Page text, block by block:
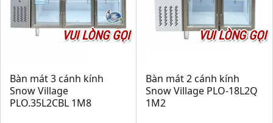
VUI LÒNG GỌI
Bàn mát 3 cánh kính
Snow Village
PLO.35L2CBL 1M8
VUI LÒNG GỌI
Bàn mát 2 cánh kính
Snow Village PLO-18L2Q
1M2